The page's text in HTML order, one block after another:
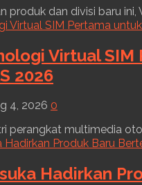
produk dan divisi baru ini,
Virtual
2026
4, 2026 0
perangkat multimedia
Hadirkan